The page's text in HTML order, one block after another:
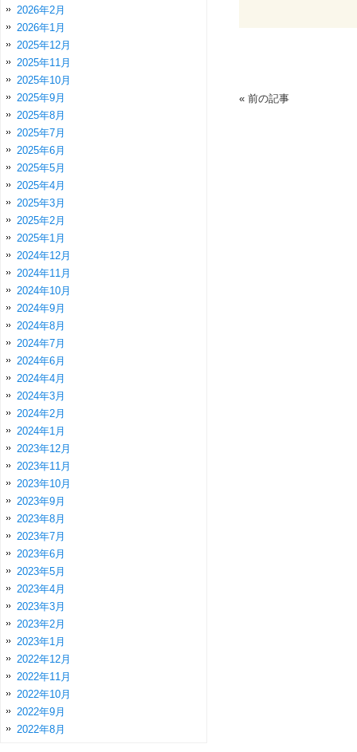
« 前の記事
2026年2月
2026年1月
2025年12月
2025年11月
2025年10月
2025年9月
2025年8月
2025年7月
2025年6月
2025年5月
2025年4月
2025年3月
2025年2月
2025年1月
2024年12月
2024年11月
2024年10月
2024年9月
2024年8月
2024年7月
2024年6月
2024年4月
2024年3月
2024年2月
2024年1月
2023年12月
2023年11月
2023年10月
2023年9月
2023年8月
2023年7月
2023年6月
2023年5月
2023年4月
2023年3月
2023年2月
2023年1月
2022年12月
2022年11月
2022年10月
2022年9月
2022年8月